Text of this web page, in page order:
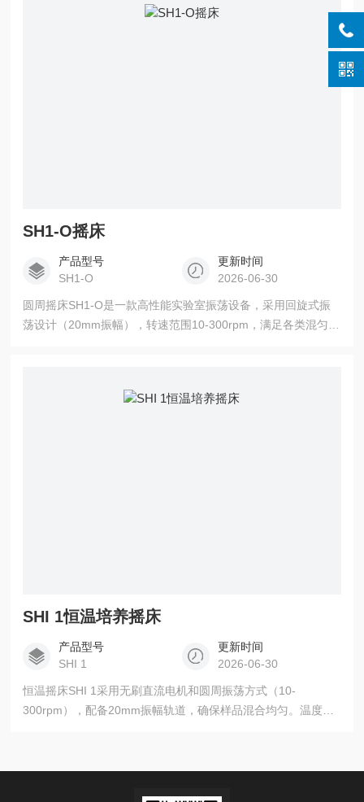
设计，提升操作安全性。韩国制造工艺，使其成为细胞裂解、
SH1-O摇床
产品型号
SH1-O
更新时间
2026-06-30
圆周摇床SH1-O是一款高性能实验室振荡设备，采用回旋式振
荡设计（20mm振幅），转速范围10-300rpm，满足各类混匀和
操作安全性和便捷性。韩国制造，使其成为细胞培养、样品混
SHI 1恒温培养摇床
产品型号
SHI 1
更新时间
2026-06-30
恒温摇床SHI 1采用无刷直流电机和圆周振荡方式（10-
300rpm），配备20mm振幅轨道，确保样品混合均匀。温度控
10个250ml烧瓶（最大负载10kg），同时支持3组程序×10步骤